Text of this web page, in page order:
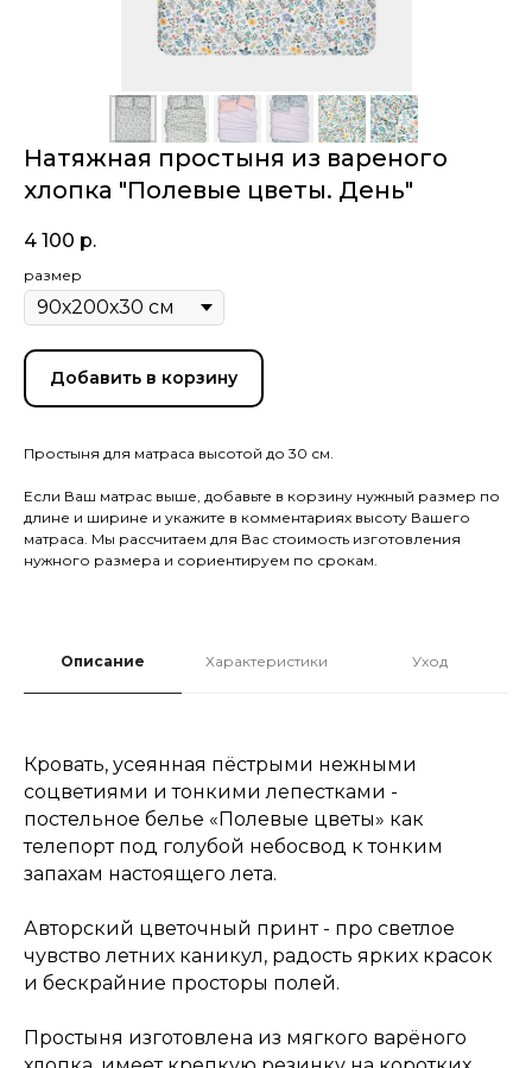
Натяжная простыня из вареного
хлопка "Полевые цветы. День"
4 100 р.
размер
Добавить в корзину
Простыня для матраса высотой до 30 см.
Если Ваш матрас выше, добавьте в корзину нужный размер по
длине и ширине и укажите в комментариях высоту Вашего
матраса. Мы рассчитаем для Вас стоимость изготовления
нужного размера и сориентируем по срокам.
Описание Характеристики Уход
Кровать, усеянная пёстрыми нежными
соцветиями и тонкими лепестками -
постельное белье «Полевые цветы» как
телепорт под голубой небосвод к тонким
запахам настоящего лета.
Авторский цветочный принт - про светлое
чувство летних каникул, радость ярких красок
и бескрайние просторы полей.
Простыня изготовлена из мягкого варёного